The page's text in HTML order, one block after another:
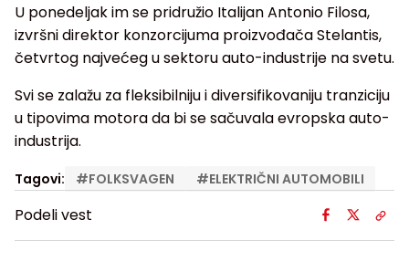
U ponedeljak im se pridružio Italijan Antonio Filosa,
izvršni direktor konzorcijuma proizvođača Stelantis,
četvrtog najvećeg u sektoru auto-industrije na svetu.
Svi se zalažu za fleksibilniju i diversifikovaniju tranziciju
u tipovima motora da bi se sačuvala evropska auto-
industrija.
Tagovi: #FOLKSVAGEN #ELEKTRIČNI AUTOMOBILI
Podeli vest